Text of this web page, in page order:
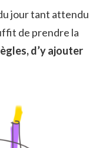
jour tant attendu
de prendre la
d’y ajouter